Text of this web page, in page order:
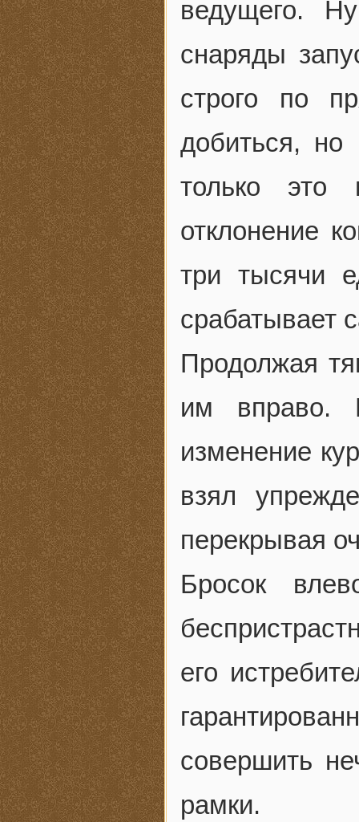
ведущего.
снаряды
строго по
добиться,
только это
отклонение
три тысячи
срабатывает
Продолжая
им вправо.
изменение
взял
перекрывая
Бросок
его
совершить
рамки.